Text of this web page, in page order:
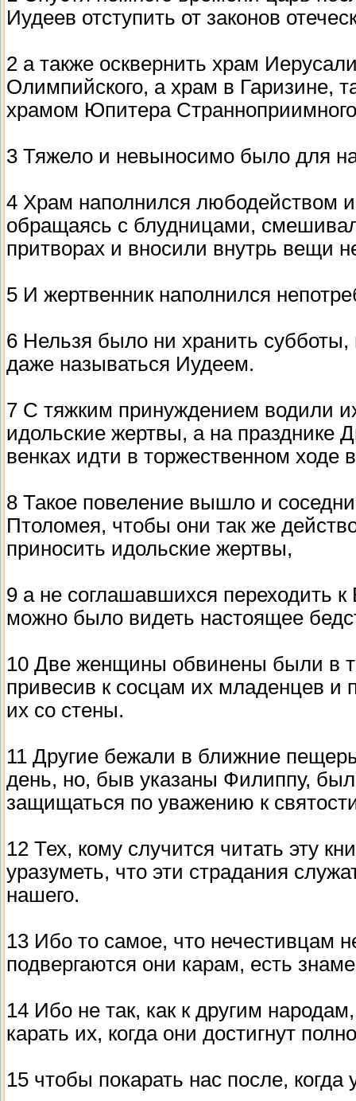
Иудеев отступить от законов
2 а также осквернить храм
Олимпийского, а храм в Гаризине,
храмом Юпитера
3 Тяжело и невыносимо было для
4 Храм наполнился любодейством
обращаясь с блудницами,
притворах и вносили внутрь вещи
5 И жертвенник наполнился
6 Нельзя было ни хранить субботы,
даже называться Иудеем.
7 С тяжким принуждением водили
идольские жертвы, а на
венках идти в торжественном ходе
8 Такое повеление вышло и
Птоломея, чтобы они так же
приносить идольские жертвы,
9 а не соглашавшихся переходить
можно было видеть настоящее
10 Две женщины обвинены были в
привесив к сосцам их младенцев и
их со стены.
11 Другие бежали в ближние
день, но, быв указаны Филиппу,
защищаться по уважению к
12 Тех, кому случится читать эту
уразуметь, что эти страдания
нашего.
13 Ибо то самое, что нечестивцам
подвергаются они карам, есть
14 Ибо не так, как к другим
карать их, когда они достигнут
15 чтобы покарать нас после, когда